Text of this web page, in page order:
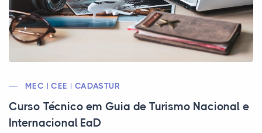
MEC | CEE | CADASTUR
Curso Técnico em Guia de Turismo Nacional e
Internacional EaD